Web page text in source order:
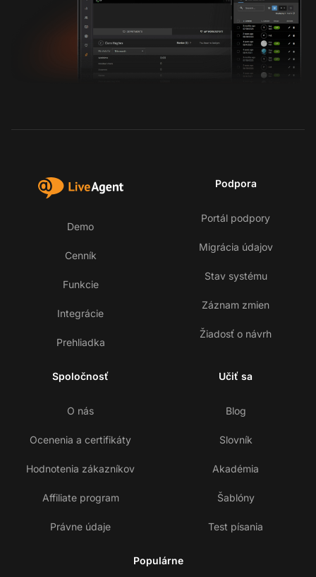
Demo
Cenník
Funkcie
Integrácie
Prehliadka
Podpora
Portál podpory
Migrácia údajov
Stav systému
Záznam zmien
Žiadosť o návrh
Spoločnosť
O nás
Ocenenia a certifikáty
Hodnotenia zákazníkov
Affiliate program
Právne údaje
Učiť sa
Blog
Slovník
Akadémia
Šablóny
Test písania
Populárne